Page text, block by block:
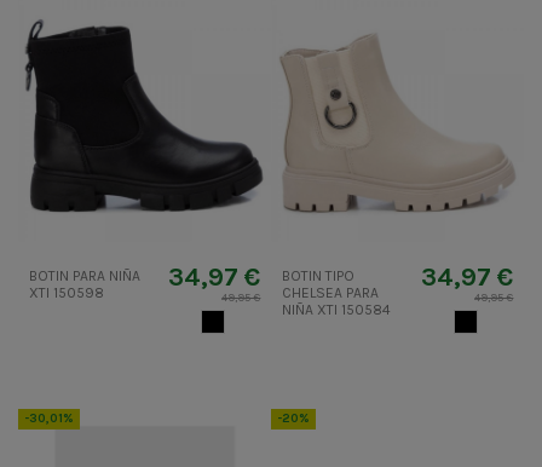
BOTIN PARA NIÑA
XTI 150598
34,97 €
49,95 €
BOTIN TIPO
CHELSEA PARA
NIÑA XTI 150584
34,97 €
49,95 €
-30,01% -20%